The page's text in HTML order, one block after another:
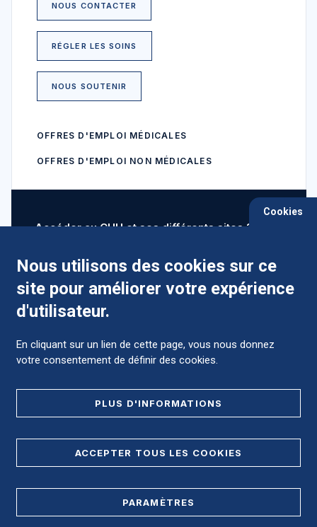
NOUS CONTACTER
RÉGLER LES SOINS
NOUS SOUTENIR
OFFRES D'EMPLOI MÉDICALES
OFFRES D'EMPLOI NON MÉDICALES
Accéder au CHU et ses différents sites ?
Comment préparer mon hospitalisation ?
PLAN DE SITE
Cookies
Nous utilisons des cookies sur ce
site pour améliorer votre expérience
d'utilisateur.
En cliquant sur un lien de cette page, vous nous donnez
votre consentement de définir des cookies.
PLUS D'INFORMATIONS
ACCEPTER TOUS LES COOKIES
PARAMÈTRES